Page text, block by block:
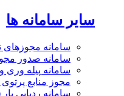
سایر سامانه ها
سامانه
سامانه صدور
سامانه پیله وری
مجوز منابع
سامانه ردیابی